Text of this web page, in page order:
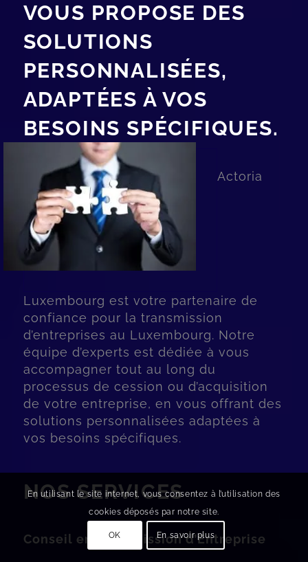
VOUS PROPOSE DES
SOLUTIONS
PERSONNALISÉES,
ADAPTÉES À VOS
BESOINS SPÉCIFIQUES.
Actoria
Luxembourg est votre partenaire de
confiance pour la transmission
d’entreprises au Luxembourg. Notre
équipe d’experts est dédiée à vous
accompagner tout au long du
processus de cession ou d’acquisition
de votre entreprise, en vous offrant des
solutions personnalisées adaptées à
vos besoins spécifiques.
NOS SERVICES
Conseil en Transmission d’Entreprise
En utilisant le site internet, vous consentez à l’utilisation des
cookies déposés par notre site.
OK En savoir plus